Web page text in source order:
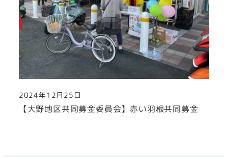
【大野地区共同募金委員会】赤い羽根共同募金
投稿日
2024年12月25日